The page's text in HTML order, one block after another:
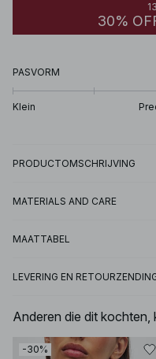
30%
PASVORM
Klein
PRODUCTOMSCHRIJVING
MATERIALS AND CARE
MAATTABEL
LEVERING EN
Anderen die dit
-30%